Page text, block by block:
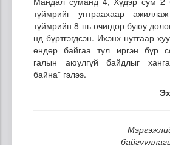
түймрийг унтраахаар
түймрийн 8 нь өчигдөр буюу
нд бүртгэгдсэн. Ихэнх нутгаар
өндөр байгаа тул иргэн бүр
галын аюулгүй байдлыг
байна” гэлээ.